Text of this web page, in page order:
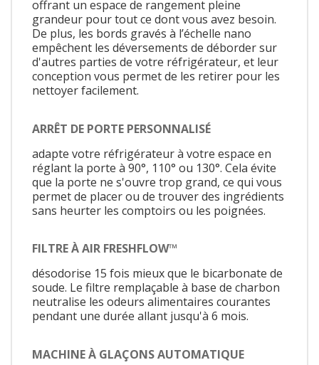
offrant un espace de rangement pleine
grandeur pour tout ce dont vous avez besoin.
De plus, les bords gravés à l’échelle nano
empêchent les déversements de déborder sur
d'autres parties de votre réfrigérateur, et leur
conception vous permet de les retirer pour les
nettoyer facilement.
ARRÊT DE PORTE PERSONNALISÉ
adapte votre réfrigérateur à votre espace en
réglant la porte à 90°, 110° ou 130°. Cela évite
que la porte ne s'ouvre trop grand, ce qui vous
permet de placer ou de trouver des ingrédients
sans heurter les comptoirs ou les poignées.
FILTRE À AIR FRESHFLOW™
désodorise 15 fois mieux que le bicarbonate de
soude. Le filtre remplaçable à base de charbon
neutralise les odeurs alimentaires courantes
pendant une durée allant jusqu'à 6 mois.
MACHINE À GLAÇONS AUTOMATIQUE